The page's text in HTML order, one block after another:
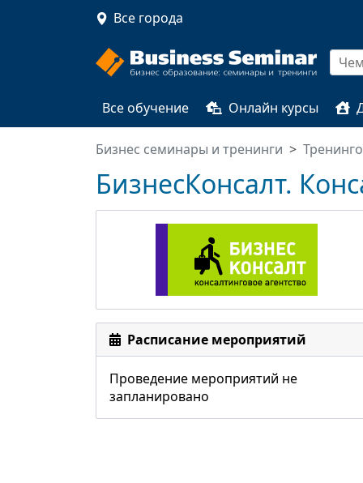
Все города
Все обучение Онлайн курсы
Бизнес семинары и тренинги
БизнесКонсалт.
Расписание мероприятий
Проведение мероприятий не
запланировано